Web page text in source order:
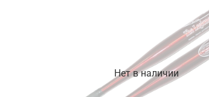
Нет в наличии